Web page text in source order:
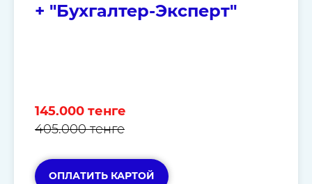
+ "Бухгалтер-Эксперт"
145.000 тенге
405.000 тенге
ОПЛАТИТЬ КАРТОЙ